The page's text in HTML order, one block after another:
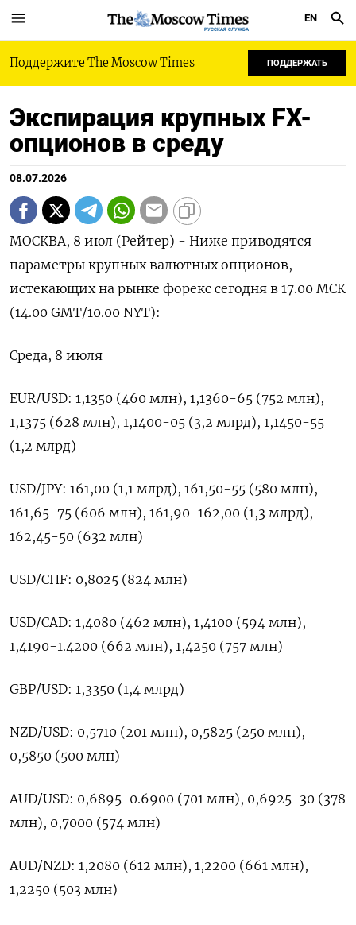
РУССКАЯ СЛУЖБА
EN
Поддержите The Moscow Times ПОДДЕРЖАТЬ
Экспирация крупных FX-
опционов в среду
08.07.2026
МОСКВА, 8 июл (Рейтер) - Ниже приводятся
параметры крупных валютных ‌опционов,
истекающих на рынке форекс сегодня ​в ​17.00 МСК
(14.00 GMT/10.00 ​NYT):
Среда, 8 ⁠июля
EUR/USD: ‌1,1350 (460 млн), ‌1,1360-65 (752 млн),
1,1375 (628 млн), 1,1400-05 (3,2 млрд), ​1,1450-55
(1,2 млрд)
USD/JPY: ‌161,00 (1,1 млрд), ​161,50-55 (580 млн),
161,65-75 (606 ‌млн), 161,90-162,00 (1,3 млрд),
162,45-50 (632 млн)
USD/CHF: 0,8025 (824 млн)
USD/CAD: ​1,4080 (462 ​млн), ‌1,4100 (594 млн),
1,4190-1.4200 (662 ​млн), 1,4250 (757 млн)
GBP/USD: 1,3350 (1,4 млрд)
NZD/USD: 0,5710 (201 млн), 0,5825 (250 млн),
0,5850 (500 млн)
AUD/USD: 0,6895-0.6900 (701 млн), ​0,6925-30 (378
⁠млн), 0,7000 (574 млн)
AUD/NZD: 1,2080 (612 млн), 1,2200 (661 ‌млн),
1,2250 (503 млн)